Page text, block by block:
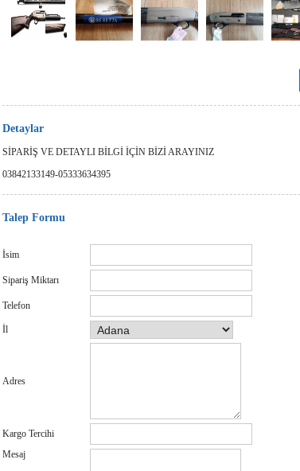
Detaylar
SİPARİŞ VE DETAYLI BİLGİ İÇİN BİZİ ARAYINIZ
03842133149-05333634395
Talep Formu
İsim
Sipariş Miktarı
Telefon
İl
Adres
Kargo Tercihi
Mesaj